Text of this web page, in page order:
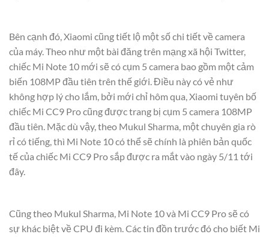
Bên cạnh đó, Xiaomi cũng tiết lộ một số chi tiết về camera
của máy. Theo như một bài đăng trên mạng xã hội Twitter,
chiếc Mi Note 10 mới sẽ có cụm 5 camera bao gồm một cảm
biến 108MP đầu tiên trên thế giới. Điều này có vẻ như
không hợp lý cho lắm, bởi mới chỉ hôm qua, Xiaomi tuyên bố
chiếc Mi CC9 Pro cũng được trang bị cụm 5 camera 108MP
đầu tiên. Mặc dù vậy, theo Mukul Sharma, một chuyên gia rò
rỉ có tiếng, thì Mi Note 10 có thể sẽ chính là phiên bản quốc
tế của chiếc Mi CC9 Pro sắp được ra mắt vào ngày 5/11 tới
đây.
Cũng theo Mukul Sharma, Mi Note 10 và Mi CC9 Pro sẽ có
sự khác biệt về CPU đi kèm. Các tin đồn trước đó cho biết Mi